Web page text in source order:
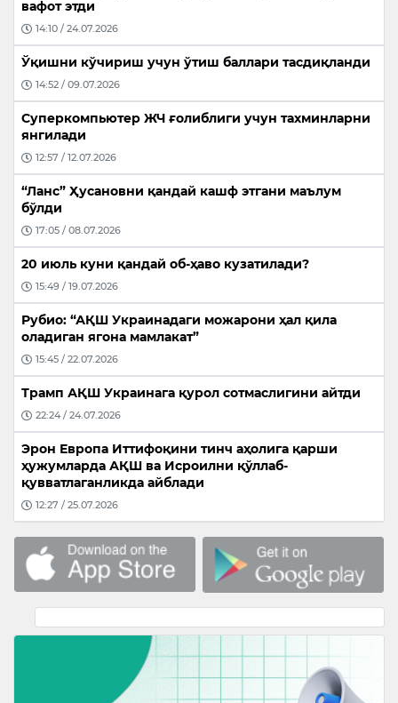
вафот этди
14:10 / 24.07.2026
Ўқишни кўчириш учун ўтиш баллари тасдиқланди
14:52 / 09.07.2026
Суперкомпьютер ЖЧ ғолиблиги учун тахминларни
янгилади
12:57 / 12.07.2026
“Ланс” Ҳусановни қандай кашф этгани маълум
бўлди
17:05 / 08.07.2026
20 июль куни қандай об-ҳаво кузатилади?
15:49 / 19.07.2026
Рубио: “АҚШ Украинадаги можарони ҳал қила
оладиган ягона мамлакат”
15:45 / 22.07.2026
Трамп АҚШ Украинага қурол сотмаслигини айтди
22:24 / 24.07.2026
Эрон Европа Иттифоқини тинч аҳолига қарши
ҳужумларда АҚШ ва Исроилни қўллаб-
қувватлаганликда айблади
12:27 / 25.07.2026